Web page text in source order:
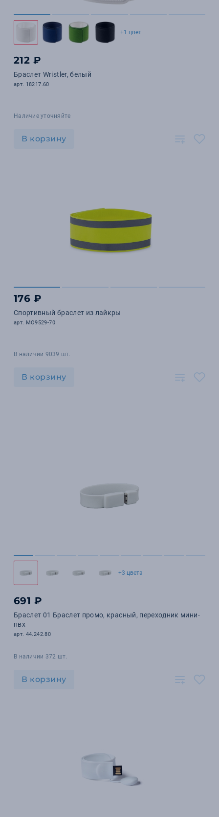
+1 цвет
212 ₽
Браслет Wristler, белый
арт. 18217.60
Наличие уточняйте
В корзину
176 ₽
Спортивный браслет из лайкры
арт. MO9529-70
В наличии 9039 шт.
В корзину
+3 цвета
691 ₽
Браслет 01 Браслет промо, красный, переходник мини-
пвх
арт. 44.242.80
В наличии 372 шт.
В корзину